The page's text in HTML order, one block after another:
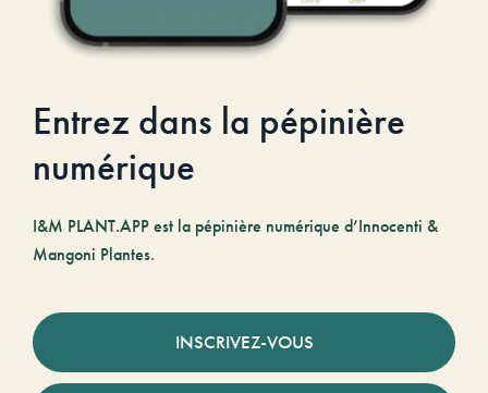
Entrez dans la pépinière
numérique
I&M PLANT.APP est la pépinière numérique d’Innocenti &
Mangoni Plantes.
INSCRIVEZ-VOUS